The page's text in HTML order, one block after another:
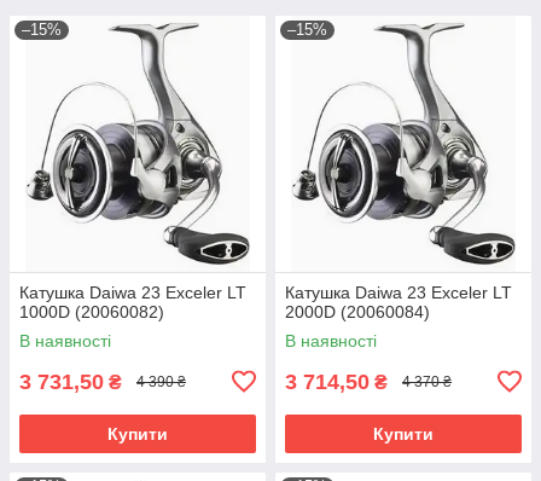
–15%
Катушка Daiwa 23 Exceler LT
1000D (20060082)
В наявності
3 731,50 ₴ 4 390 ₴
Купити
–15%
Катушка Daiwa 23 Exceler LT
2000D (20060084)
В наявності
3 714,50 ₴ 4 370 ₴
Купити